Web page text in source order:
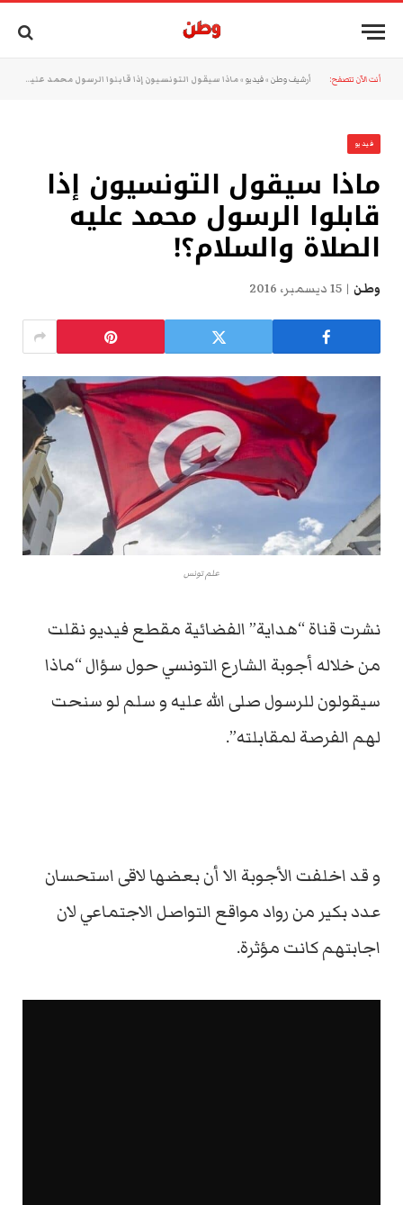
أنت الآن تتصفح: أرشيف وطن »فيديو »ماذا سيقول التونسيون إذا قابلوا الرسول محمد عليه الصلاة والسلام؟!
فيديو
ماذا سيقول التونسيون إذا
قابلوا الرسول محمد عليه
الصلاة والسلام؟!
وطن 15 ديسمبر، 2016
علم تونس
نشرت قناة “هداية” الفضائية مقطع فيديو نقلت
من خلاله أجوبة الشارع التونسي حول سؤال “ماذا
سيقولون للرسول صلى الله عليه و سلم لو سنحت
لهم الفرصة لمقابلته”.
و قد اخلفت الأجوبة الا أن بعضها لاقى استحسان
عدد بكير من رواد مواقع التواصل الاجتماعي لان
اجابتهم كانت مؤثرة.